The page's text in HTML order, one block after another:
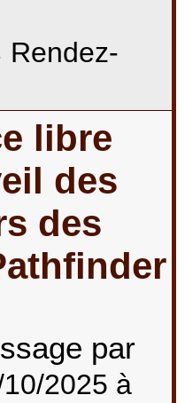
Rendez-
libre
des
des
par
2025 à